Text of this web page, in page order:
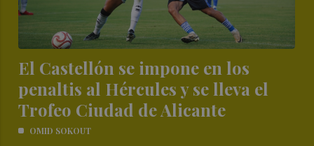
El Castellón se impone en los
penaltis al Hércules y se lleva el
Trofeo Ciudad de Alicante
OMID SOKOUT